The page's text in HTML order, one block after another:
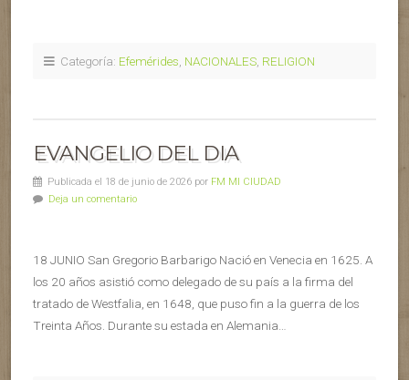
Categoría: Efemérides NACIONALES RELIGION
EVANGELIO DEL DIA
Publicada el 18 de junio de 2026 por FM MI CIUDAD
Deja un comentario
18 JUNIO San Gregorio Barbarigo Nació en Venecia en 1625. A
los 20 años asistió como delegado de su país a la firma del
tratado de Westfalia, en 1648, que puso fin a la guerra de los
Treinta Años. Durante su estada en Alemania…